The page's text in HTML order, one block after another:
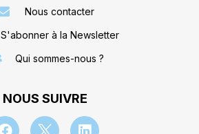
Nous contacter
S'abonner à la Newsletter
Qui sommes-nous ?
NOUS SUIVRE